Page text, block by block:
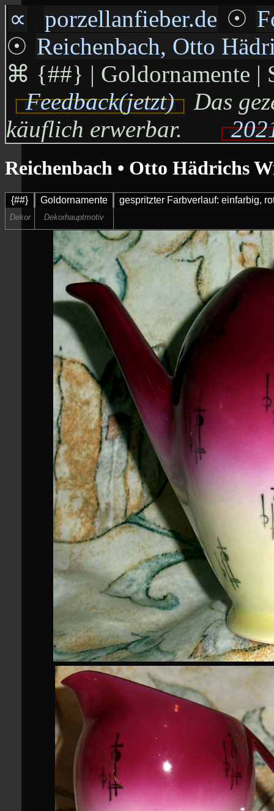
∝ porzellanfieber.de ☉
☉ Reichenbach, Otto
⌘ {##} | Goldornamente |
Feedback(jetzt)
Das
käuflich erwerbar.
Reichenbach • Otto Hädrichs
{##} Goldornamente gespritzter Farbverlauf: einfarbig,
Dekor Dekorhauptmotiv